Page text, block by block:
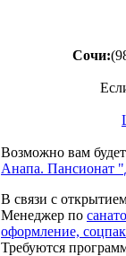
Сочи:
Возможно вам
Анапа. Пансионат
В связи с
Менеджер по
оформление,
Требуются